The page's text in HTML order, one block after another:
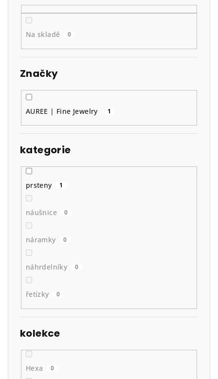
Na skladě 0
Značky
AUREE | Fine Jewelry 1
kategorie
prsteny 1
náušnice 0
náramky 0
náhrdelníky 0
řetízky 0
kolekce
Hexa 0